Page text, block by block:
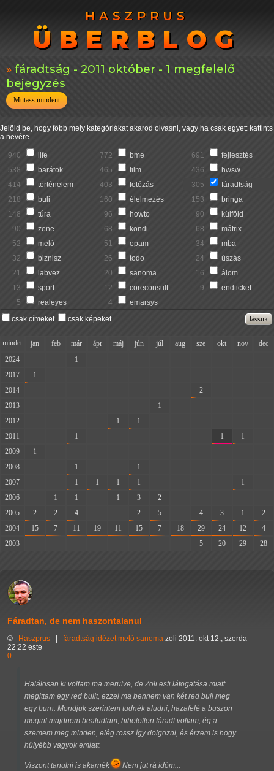
HASZPRUS
ÜBERBLOG
HASZPRUS
ÜBERBLOG
fáradtság - 2011 október - 1 megfelelő
bejegyzés
Mutass mindent
Jelöld be, hogy főbb mely kategóriákat akarod olvasni, vagy ha csak egyet: kattints
a nevére.
940 life 772 bme 691
fejlesztés
538
barátok 465 film 436
hwsw
414
történelem 403 fotózás 305
fáradtság
218
buli 160 élelmezés 153
bringa
148
túra 96 howto 90
külföld
90
zene 68 kondi 68
mátrix
52
meló 51 epam 34
mba
32
biznisz 26 todo 24
úszás
21
labvez 20 sanoma 16
álom
13
sport 12 coreconsult 9
endticket
5
realeyes 4
emarsys
csak címeket
csak képeket
mindet jan feb már ápr máj jún júl aug sze okt nov
dec
2024
1
2017
1
2014
2
2013
1
2012
1 1
2011
1 1 1
2009
1
2008
1 1
2007
1 1 1 1 1
2006
1 1 1 3 2
2005
2 2 4 2 5 4 3 1
2
2004
15 7 11 19 11 15 7 18 29 24 12
4
2003
5 20 29 28
Fáradtan, de nem haszontalanul
© Haszprus fáradtság idézet meló sanoma zoli 2011. okt 12., szerda
22:22 este
0
Halálosan ki voltam ma merülve, de Zoli esti látogatása miatt
megittam egy red bullt, ezzel ma bennem van két red bull meg
egy burn. Mondjuk szerintem tudnék aludni, hazafelé a buszon
megint majdnem bealudtam, hihetetlen fáradt voltam, ég a
szemem meg minden, elég rossz így dolgozni, és érzem is hogy
hülyébb vagyok emiatt.
Viszont tanulni is akarnék Nem jut rá időm...